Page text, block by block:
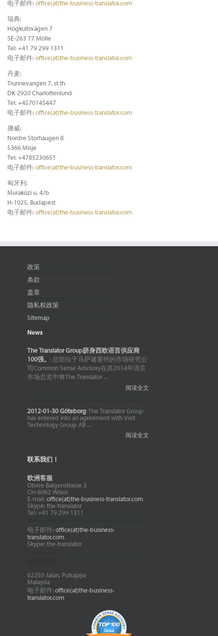
电子邮件:office(at)the-business-translator.com
瑞典:
Högkullsvägen 7
SE-263 77 Mölle
Tel: +41 79 299 1311
电子邮件:office(at)the-business-translator.com
丹麦:
Trunnevangen 7, st th
DK-2920 Charlottenlund
Tel: +4570145447
电子邮件:office(at)the-business-translator.com
挪威:
Nordre Storhaugen 8
5366 Misje
Tel: +4785230651
电子邮件:office(at)the-business-translator.com
匈牙利:
Muraközi u. 4/b
H-1025, Budapest
电子邮件:office(at)the-business-translator.com
政策
条款
盖章
隐私权政策
Sitemap
News
The Translator Group跻身西欧语言供应商
100强。 : 总部位于马萨诸塞州的市场研究公
司Common Sense Advisory在其2014年语言
市场总览中将The Translator ...
阅读全文
2012-01-30 Göteborg: The Translator Group
has entered into an agreement with Visit
Technology Group AB ...
阅读全文
联系我们！
欧洲客服
Obere Balgenstrasse 3
CH-6062 Wilen
E-mail: office(at)the-business-translator.com
Skype: the-translator
Tel: +41 79 299 1311
电子邮件: office(at)the-business-
translator.com
Skype: the-translator
62250 Jalan, Putrajaya
Malaysia
电子邮件: office(at)the-business-
translator.com